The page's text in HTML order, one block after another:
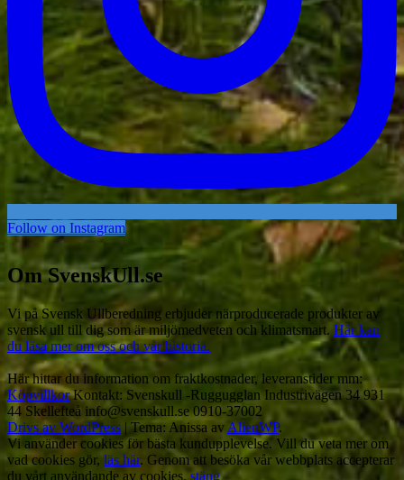
Follow on Instagram
Om SvenskUll.se
Vi på Svensk Ullberedning erbjuder närproducerade produkter av
svensk ull till dig som är miljömedveten och klimatsmart. Här kan
du läsa mer om oss och vår historia.
Här hittar du information om fraktkostnader, leveranstider mm:
KöpvillkorKontakt: Svenskull -Ruggugglan Industrivägen 34 931
44 Skellefteå info@svenskull.se 0910-37002
Drivs av WordPress | Tema: Anissa av AlienWP.
Vi använder cookies för bästa kundupplevelse. Vill du veta mer om
vad cookies gör, läs här. Genom att besöka vår webbplats accepterar
du vårt användande av cookies.stäng